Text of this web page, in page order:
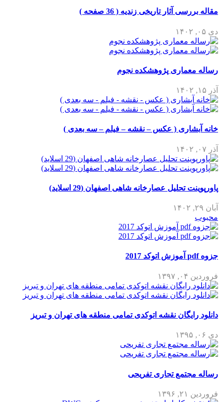
مقاله بررسی آثار تاریخی زندیه ( 36 صفحه )
دی ۰۵, ۱۴۰۲
رساله معماری پژوهشکده نجوم
آذر ۱۵, ۱۴۰۲
خانه آبشاری ( عکس – نقشه – فیلم – سه بعدی )
آذر ۰۷, ۱۴۰۲
پاورپوینت تحلیل عصارخانه شاهی اصفهان (29 اسلاید)
آبان ۲۹, ۱۴۰۲
محبوب
جزوه pdf آموزش اتوکد 2017
فروردین ۰۴, ۱۳۹۷
دانلود رایگان نقشه اتوکدی تمامی منطقه های تهران و تبریز
دی ۰۶, ۱۳۹۵
رساله مجتمع تجاری تفریحی
فروردین ۲۱, ۱۳۹۶